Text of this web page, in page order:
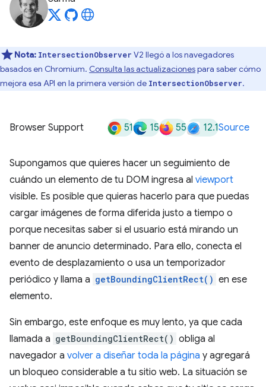
Nota: IntersectionObserver V2 llegó a los navegadores
basados en Chromium. Consulta las actualizacionespara saber cómo
mejora esa API en la primera versión de IntersectionObserver.
Browser Support 51 15 55 12.1Source
Supongamos que quieres hacer un seguimiento de
cuándo un elemento de tu DOM ingresa al viewport
visible. Es posible que quieras hacerlo para que puedas
cargar imágenes de forma diferida justo a tiempo o
porque necesitas saber si el usuario está mirando un
banner de anuncio determinado. Para ello, conecta el
evento de desplazamiento o usa un temporizador
periódico y llama a getBoundingClientRect() en ese
elemento.
Sin embargo, este enfoque es muy lento, ya que cada
llamada a getBoundingClientRect() obliga al
navegador a volver a diseñar toda la página y agregará
un bloqueo considerable a tu sitio web. La situación se